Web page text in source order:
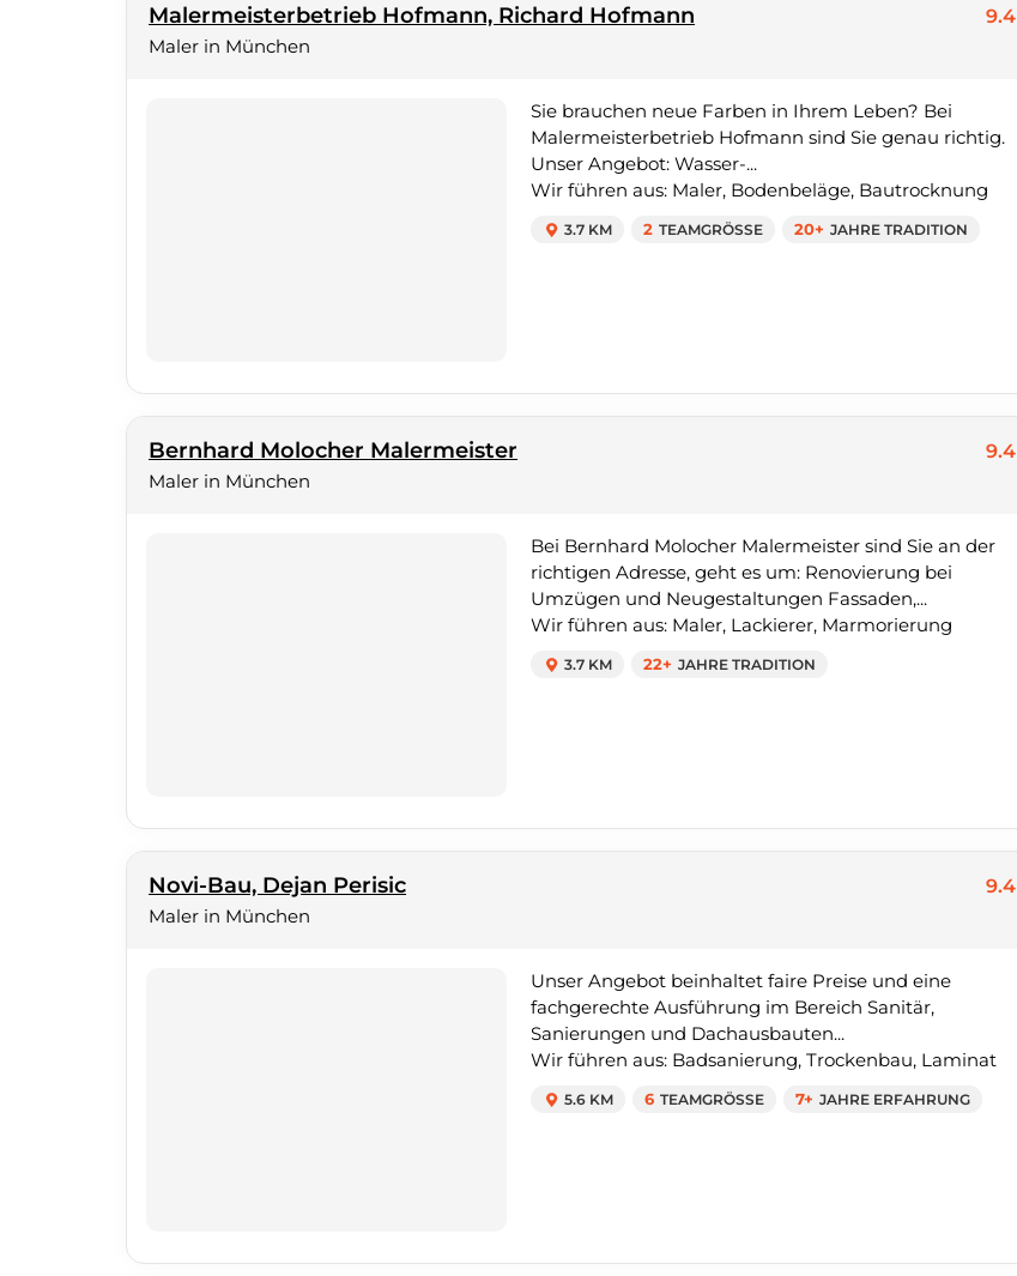
Malermeisterbetrieb Hofmann, Richard Hofmann
9.4
Maler in München
Sie brauchen neue Farben in Ihrem Leben? Bei
Malermeisterbetrieb Hofmann sind Sie genau richtig.
Unser Angebot: Wasser-...
Wir führen aus: Maler, Bodenbeläge, Bautrocknung
3.7 KM 2 TEAMGRÖSSE 20+ JAHRE TRADITION
Bernhard Molocher Malermeister
9.4
Maler in München
Bei Bernhard Molocher Malermeister sind Sie an der
richtigen Adresse, geht es um: Renovierung bei
Umzügen und Neugestaltungen Fassaden,...
Wir führen aus: Maler, Lackierer, Marmorierung
3.7 KM 22+ JAHRE TRADITION
Novi-Bau, Dejan Perisic
9.4
Maler in München
Unser Angebot beinhaltet faire Preise und eine
fachgerechte Ausführung im Bereich Sanitär,
Sanierungen und Dachausbauten...
Wir führen aus: Badsanierung, Trockenbau, Laminat
5.6 KM 6 TEAMGRÖSSE 7+ JAHRE ERFAHRUNG